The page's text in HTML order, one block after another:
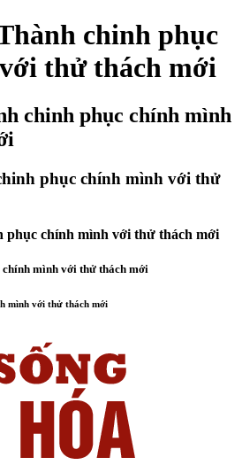
chinh phục
thử thách mới
chinh phục chính mình
phục chính mình với thử
phục chính mình với thử thách mới
mình với thử thách mới
mình với thử thách mới